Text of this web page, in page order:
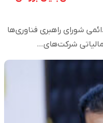
شورای راهبری فناوری‌ها
مالیاتی شرکت‌های…